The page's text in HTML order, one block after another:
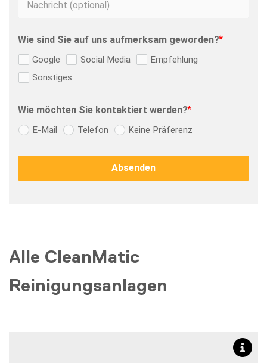
Wie sind Sie auf uns aufmerksam geworden?
Google Social Media
Empfehlung
Sonstiges
Wie möchten Sie kontaktiert werden?
E-Mail Telefon Keine Präferenz
Absenden
Alle CleanMatic
Reinigungsanlagen